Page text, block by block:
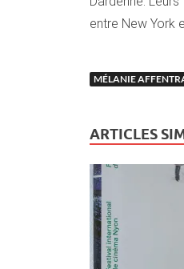
entre New York
MÉLANIE
ARTICLES